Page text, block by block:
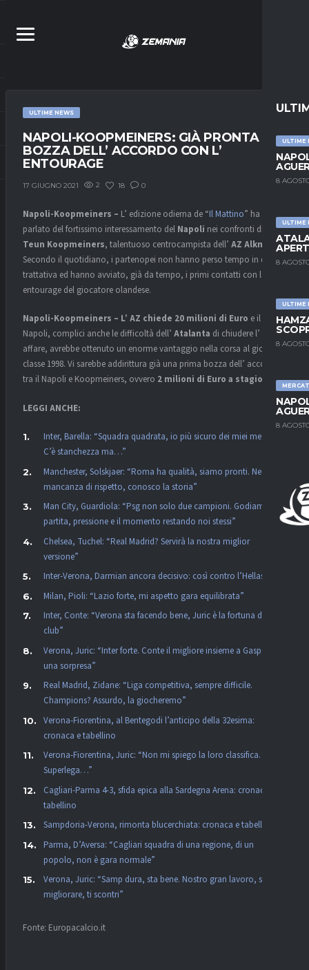
ULTIME
8
ULTIME
8
ULTIME
8
8
ULTIME NEWS
NAPOLI-KOOPMEINERS: GIÀ PRONTA LA
BOZZA DELL’ ACCORDO CON L’
ENTOURAGE
17 GIUGNO 2021 2 18 0
Napoli-Koopmeiners – L’ edizione odierna de “Il Mattino” ha
parlato del fortissimo interessamento del Napoli nei confronti di
Teun Koopmeiners, talentuoso centrocampista dell’ AZ Alkmaar.
Secondo il quotidiano, i partenopei non hanno perso tempo in questa
trattativa ed hanno avviato, già da tempo, i primi contatti con l’
entourage del giocatore olandese.
Napoli-Koopmeiners – L’ AZ chiede 20 milioni di Euro e il
Napoli, complici anche le difficoltà dell’ Atalanta di chiudere l’
affare, avrebbe ottenuto un enorme vantaggio nella corsa al gioiello
classe 1998. Vi sarebbe addirittura già una prima bozza dell’ accordo
tra il Napoli e Koopmeiners, ovvero 2 milioni di Euro a stagione
LEGGI ANCHE:
Inter, Barella: “Squadra quadrata, io più sicuro dei miei mezzi.
C’è stanchezza ma…”
Manchester, Solskjaer: “Roma ha qualità, siamo pronti. Nessuna
mancanza di rispetto, conosco la storia”
Man City, Guardiola: “Psg non solo due campioni. Godiamoci la
partita, pressione e il momento restando noi stessi”
Chelsea, Tuchel: “Real Madrid? Servirà la nostra miglior
versione”
Inter-Verona, Darmian ancora decisivo: così contro l’Hellas
Milan, Pioli: “Lazio forte, mi aspetto gara equilibrata”
Inter, Conte: “Verona sta facendo bene, Juric è la fortuna dei
club”
Verona, Juric: “Inter forte. Conte il migliore insieme a Gasp, non
una sorpresa”
Real Madrid, Zidane: “Liga competitiva, sempre difficile.
Champions? Assurdo, la giocheremo”
Verona-Fiorentina, al Bentegodi l’anticipo della 32esima:
cronaca e tabellino
Verona-Fiorentina, Juric: “Non mi spiego la loro classifica. La
Superlega…”
Cagliari-Parma 4-3, sfida epica alla Sardegna Arena: cronaca e
tabellino
Sampdoria-Verona, rimonta blucerchiata: cronaca e tabellino
Parma, D’Aversa: “Cagliari squadra di una regione, di un
popolo, non è gara normale”
Verona, Juric: “Samp dura, sta bene. Nostro gran lavoro, se vuoi
migliorare, ti scontri”
Fonte: Europacalcio.it